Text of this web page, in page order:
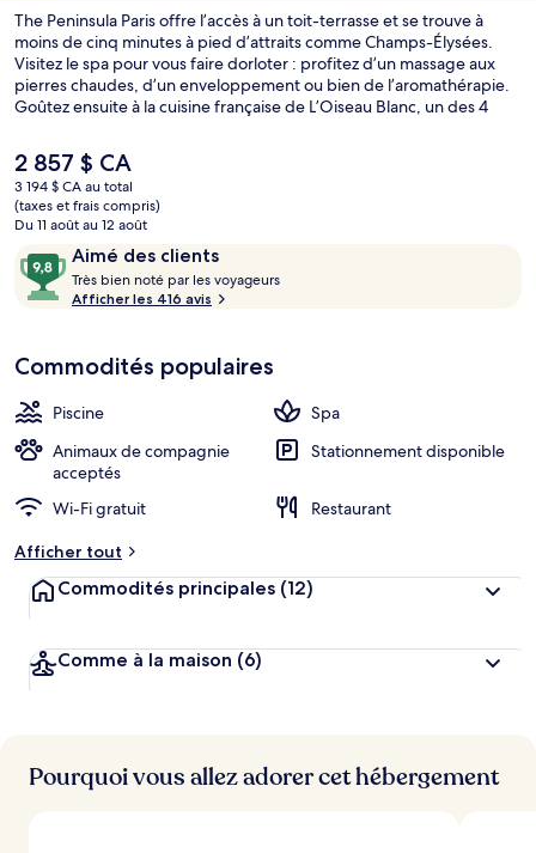
The Peninsula Paris offre l’accès à un toit-terrasse et se trouve à
moins de cinq minutes à pied d’attraits comme Champs-Élysées.
Visitez le spa pour vous faire dorloter : profitez d’un massage aux
pierres chaudes, d’un enveloppement ou bien de l’aromathérapie.
Goûtez ensuite à la cuisine française de L’Oiseau Blanc, un des 4
saillants de palais de luxe, notons 2 bars-salons, une piscine
intérieure et un centre d’entraînement physique. Les autres
voyageurs adorent le personnel serviable. Le transport en commun
se trouve à quelques minutes de marche : Station de métro Kléber
est à quelques pas et Station de métro Boissière se trouve
à 7 minutes.
Le
prix
actuel
est
de 2 857 $ CA
2 857 $ CA
3 194 $ CA au total
(taxes et frais compris)
Du 11 août au 12 août
Avis Aimé des clients
9,8
sur
10,
clients
Très bien noté par les voyageurs
i
e
n
n
o
p
r
v
Afficher les 416 avis
Commodités populaires
Piscine
Spa
Animaux de compagnie
acceptés
Stationnement disponible
Wi-Fi gratuit
Restaurant
Afficher tout
Commodités principales (12)
Comme à la maison (6)
Pourquoi vous allez adorer cet hébergement